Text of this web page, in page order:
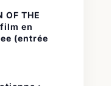
OF THE
en
(entrée